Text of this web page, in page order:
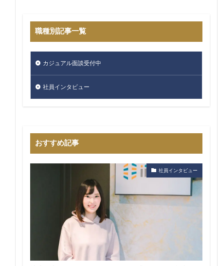
職種別記事一覧
カジュアル面談受付中
社員インタビュー
おすすめ記事
社員インタビュー